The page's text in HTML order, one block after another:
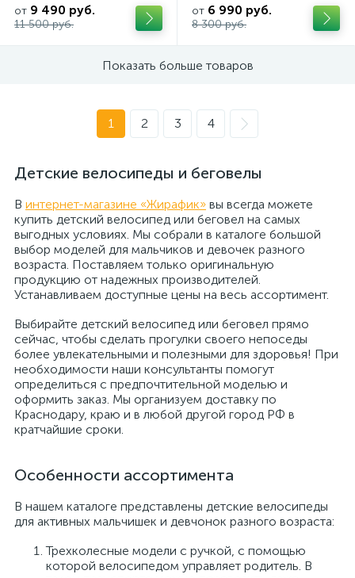
от 9 490 руб.
11 500 руб.
от 6 990 руб.
8 300 руб.
Показать больше товаров
1 2 3 4
Детские велосипеды и беговелы
В интернет-магазине «Жирафик» вы всегда можете
купить детский велосипед или беговел на самых
выгодных условиях. Мы собрали в каталоге большой
выбор моделей для мальчиков и девочек разного
возраста. Поставляем только оригинальную
продукцию от надежных производителей.
Устанавливаем доступные цены на весь ассортимент.
Выбирайте детский велосипед или беговел прямо
сейчас, чтобы сделать прогулки своего непоседы
более увлекательными и полезными для здоровья! При
необходимости наши консультанты помогут
определиться с предпочтительной моделью и
оформить заказ. Мы организуем доставку по
Краснодару, краю и в любой другой город РФ в
кратчайшие сроки.
Особенности ассортимента
В нашем каталоге представлены детские велосипеды
для активных мальчишек и девчонок разного возраста:
Трехколесные модели с ручкой, с помощью
которой велосипедом управляет родитель. В